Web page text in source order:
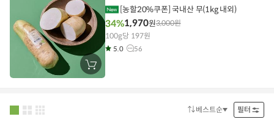
장
바
[농할20%쿠폰] 국내산 무(1kg 내외)
34%1,970원3,000원
100g당 197원
5.0 56
정베스트순 필터